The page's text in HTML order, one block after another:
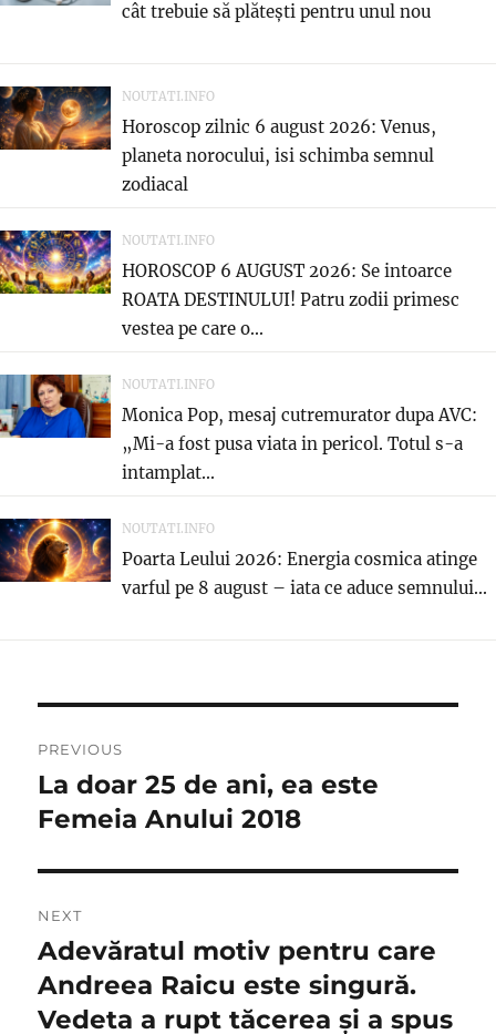
cât trebuie să plătești pentru unul nou
NOUTATI.INFO
Horoscop zilnic 6 august 2026: Venus,
planeta norocului, isi schimba semnul
zodiacal
NOUTATI.INFO
HOROSCOP 6 AUGUST 2026: Se intoarce
ROATA DESTINULUI! Patru zodii primesc
vestea pe care o...
NOUTATI.INFO
Monica Pop, mesaj cutremurator dupa AVC:
„Mi-a fost pusa viata in pericol. Totul s-a
intamplat...
NOUTATI.INFO
Poarta Leului 2026: Energia cosmica atinge
varful pe 8 august – iata ce aduce semnului...
în
articole
PREVIOUS
Previous
post:
La doar 25 de ani, ea este
Femeia Anului 2018
NEXT
Next
post:
Adevăratul motiv pentru care
Andreea Raicu este singură.
Vedeta a rupt tăcerea și a spus